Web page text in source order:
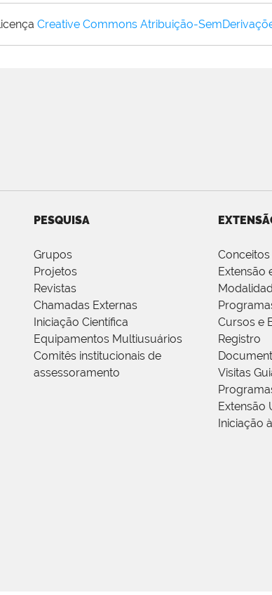
Creative Commons Atribuição-
PESQUISA
Grupos
Projetos
Revistas
Chamadas Externas
Iniciação Científica
Equipamentos Multiusuários
Comitês institucionais de
assessoramento
Conceitos
Extensão
Cursos e
Registro
Visitas
Extensão
Iniciação